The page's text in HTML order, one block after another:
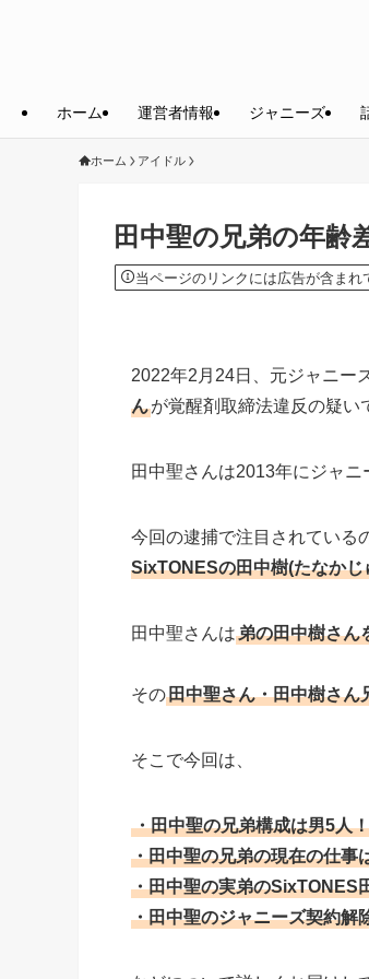
ホーム 運営者情報 ジャニーズ
ホーム アイドル
田中聖の兄弟の年齢
当ページのリンクには広告が含まれ
2022年2月24日、元ジャニー
んが覚醒剤取締法違反の疑い
田中聖さんは2013年にジャニ
今回の逮捕で注目されている
SixTONESの田中樹(たなかじ
田中聖さんは弟の田中樹さん
その田中聖さん・田中樹さん
そこで今回は、
・田中聖の兄弟構成は男5人
・田中聖の兄弟の現在の仕事
・田中聖の実弟のSixTONES
・田中聖のジャニーズ契約解